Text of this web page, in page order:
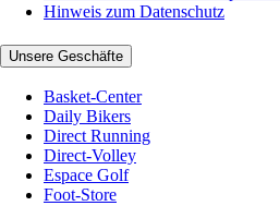
Hinweis zum Datenschutz
Unsere Geschäfte
Basket-Center
Daily Bikers
Direct Running
Direct-Volley
Espace Golf
Foot-Store